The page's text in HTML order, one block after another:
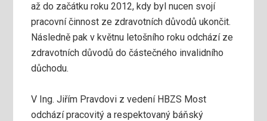
až do začátku roku 2012, kdy byl nucen svojí
pracovní činnost ze zdravotních důvodů ukončit.
Následně pak v květnu letošního roku odchází ze
zdravotních důvodů do částečného invalidního
důchodu.
V Ing. Jiřím Pravdovi z vedení HBZS Most
odchází pracovitý a respektovaný báňský